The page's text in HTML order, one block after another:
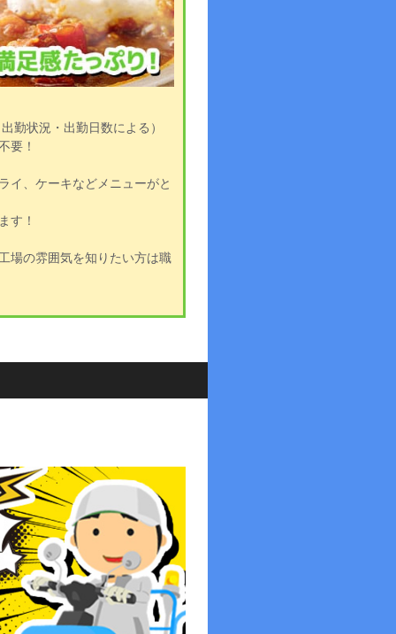
状況・出勤日数による）
要！
イ、ケーキなどメニューがと
す！
場の雰囲気を知りたい方は職